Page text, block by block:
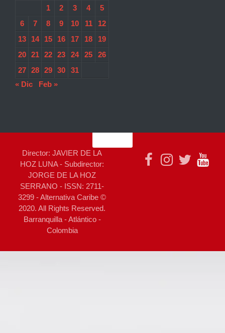
1
2 3 4
5
6
7 8 9 10 11
12
13
14 15 16 17 18
19
20
21 22 23 24 25
26
27
28 29 30
31
« Dic
Feb »
Director: JAVIER DE LA
HOZ LUNA - Subdirector:
JORGE DE LA HOZ
SERRANO - ISSN: 2711-
3299 - Alternativa Caribe ©
2020. All Rights Reserved.
Barranquilla - Atlántico -
Colombia